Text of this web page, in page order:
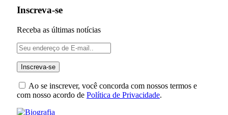
Inscreva-se
Receba as últimas notícias
Ao se inscrever, você concorda com nossos termos e
com nosso acordo de Política de Privacidade.